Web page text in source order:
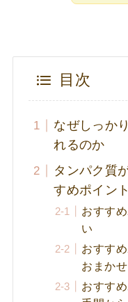
目次
なぜしっか
れるのか
タンパク質
すめポイント
おすす
い
おすす
おまかせ
おすす